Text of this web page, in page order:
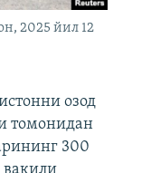
2025 йил 12
озод
томонидан
300